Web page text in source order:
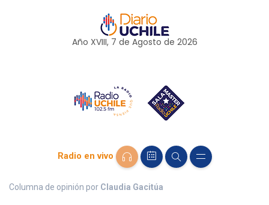
Año XVIII, 7 de Agosto de 2026
Radio en vivo
Columna de opinión por Claudia Gacitúa